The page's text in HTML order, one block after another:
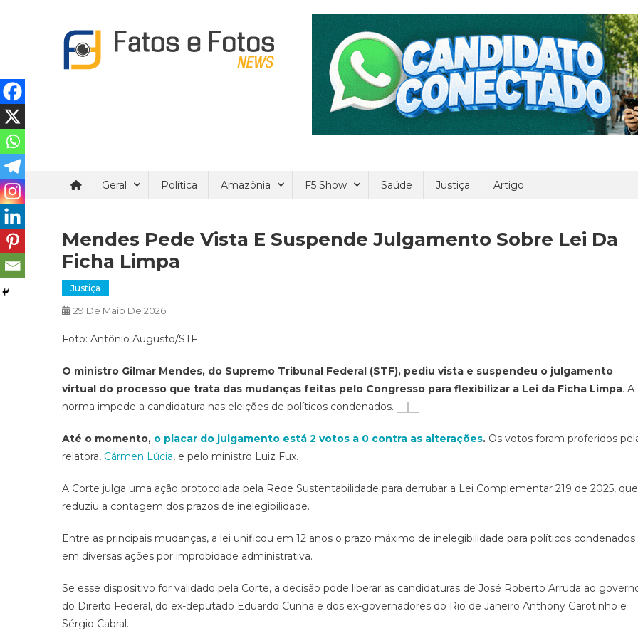
Geral Política Amazônia F5 Show Saúde Justiça Artigo
Mendes Pede Vista E Suspende Julgamento Sobre Lei Da
Ficha Limpa
Justiça
29 De Maio De 2026
Foto: Antônio Augusto/STF
O ministro Gilmar Mendes, do Supremo Tribunal Federal (STF), pediu vista e suspendeu o julgamento
virtual do processo que trata das mudanças feitas pelo Congresso para flexibilizar a Lei da Ficha Limpa. A
norma impede a candidatura nas eleições de políticos condenados.
Até o momento, o placar do julgamento está 2 votos a 0 contra as alterações. Os votos foram proferidos
relatora, Cármen Lúcia, e pelo ministro Luiz Fux.
A Corte julga uma ação protocolada pela Rede Sustentabilidade para derrubar a Lei Complementar 219 de 2025, que
reduziu a contagem dos prazos de inelegibilidade.
Entre as principais mudanças, a lei unificou em 12 anos o prazo máximo de inelegibilidade para políticos condenados
em diversas ações por improbidade administrativa.
Se esse dispositivo for validado pela Corte, a decisão pode liberar as candidaturas de José Roberto Arruda ao
do Direito Federal, do ex-deputado Eduardo Cunha e dos ex-governadores do Rio de Janeiro Anthony Garotinho e
Sérgio Cabral.